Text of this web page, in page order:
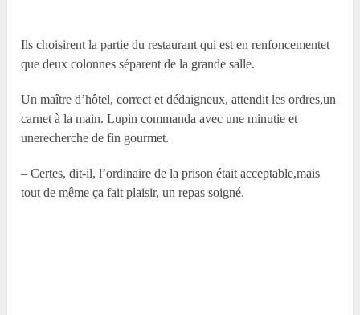
Ils choisirent la partie du restaurant qui est en renfoncementet
que deux colonnes séparent de la grande salle.
Un maître d’hôtel, correct et dédaigneux, attendit les ordres,un
carnet à la main. Lupin commanda avec une minutie et
unerecherche de fin gourmet.
– Certes, dit-il, l’ordinaire de la prison était acceptable,mais
tout de même ça fait plaisir, un repas soigné.